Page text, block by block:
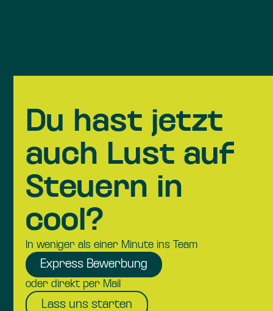
Du hast jetzt
auch Lust auf
Steuern in
cool?
In weniger als einer Minute ins Team
Express Bewerbung
oder direkt per Mail
Lass uns starten